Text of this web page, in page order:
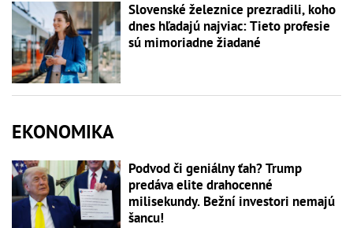
Slovenské železnice prezradili, koho
dnes hľadajú najviac: Tieto profesie
sú mimoriadne žiadané
EKONOMIKA
Podvod či geniálny ťah? Trump
predáva elite drahocenné
milisekundy. Bežní investori nemajú
šancu!